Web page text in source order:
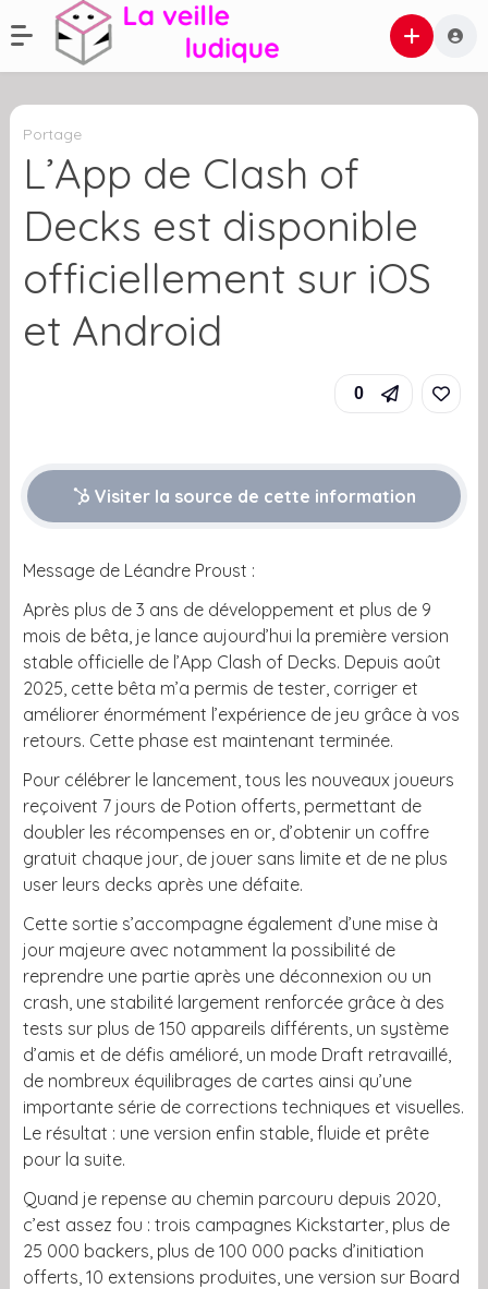
Portage
L’App de Clash of
Decks est disponible
officiellement sur iOS
et Android
0
Visiter la source de cette information
Message de Léandre Proust :
Après plus de 3 ans de développement et plus de 9
mois de bêta, je lance aujourd’hui la première version
stable officielle de l’App Clash of Decks. Depuis août
2025, cette bêta m’a permis de tester, corriger et
améliorer énormément l’expérience de jeu grâce à vos
retours. Cette phase est maintenant terminée.
Pour célébrer le lancement, tous les nouveaux joueurs
reçoivent 7 jours de Potion offerts, permettant de
doubler les récompenses en or, d’obtenir un coffre
gratuit chaque jour, de jouer sans limite et de ne plus
user leurs decks après une défaite.
Cette sortie s’accompagne également d’une mise à
jour majeure avec notamment la possibilité de
reprendre une partie après une déconnexion ou un
crash, une stabilité largement renforcée grâce à des
tests sur plus de 150 appareils différents, un système
d’amis et de défis amélioré, un mode Draft retravaillé,
de nombreux équilibrages de cartes ainsi qu’une
importante série de corrections techniques et visuelles.
Le résultat : une version enfin stable, fluide et prête
pour la suite.
Quand je repense au chemin parcouru depuis 2020,
c’est assez fou : trois campagnes Kickstarter, plus de
25 000 backers, plus de 100 000 packs d’initiation
offerts, 10 extensions produites, une version sur Board